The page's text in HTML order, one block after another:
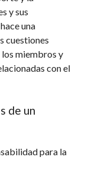
y sus
una
cuestiones
miembros y
con el
de un
para la